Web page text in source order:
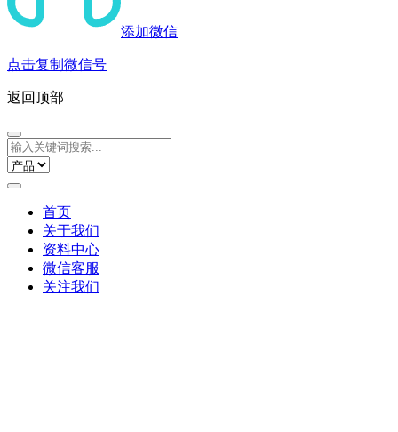
添加微信
点击复制微信号
返回顶部
首页
关于我们
资料中心
微信客服
关注我们